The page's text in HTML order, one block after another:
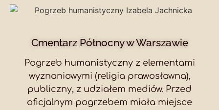
Cmentarz Północny w Warszawie
Pogrzeb humanistyczny z elementami
wyznaniowymi (religia prawosławna),
publiczny, z udziałem mediów. Przed
oficjalnym pogrzebem miała miejsce